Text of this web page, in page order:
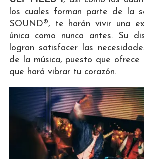
los cuales forman parte de la
SOUND®, te harán vivir una
única como nunca antes. Su
logran satisfacer las
de la música, puesto que ofrece
que hará vibrar tu corazón.